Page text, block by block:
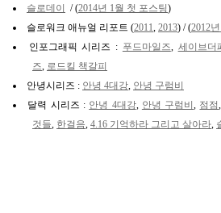
슬로데이 / (2014년 1월 첫 포스팅)
슬로워크 애뉴얼 리포트 (2011 2013) / (2012
인포그래픽 시리즈 : 푸드마일즈 세이브더
즈
로드킬 책갈피
안녕시리즈 : 안녕 4대강 안녕 구럼비
달력 시리즈 : 안녕 4대강, 안녕 구럼비 점점
것들 한걸음 4.16 기억하라 그리고 살아라